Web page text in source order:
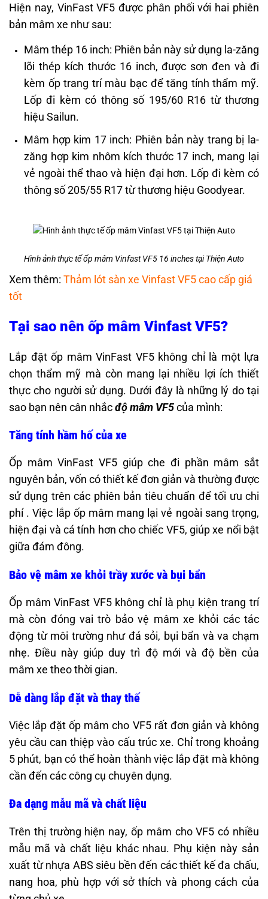
Hiện nay, VinFast VF5 được phân phối với hai phiên
bản mâm xe như sau:​
Mâm thép 16 inch: Phiên bản này sử dụng la-zăng
lõi thép kích thước 16 inch, được sơn đen và đi
kèm ốp trang trí màu bạc để tăng tính thẩm mỹ.
Lốp đi kèm có thông số 195/60 R16 từ thương
hiệu Sailun.​
Mâm hợp kim 17 inch: Phiên bản này trang bị la-
zăng hợp kim nhôm kích thước 17 inch, mang lại
vẻ ngoài thể thao và hiện đại hơn. Lốp đi kèm có
thông số 205/55 R17 từ thương hiệu Goodyear.
Hình ảnh thực tế ốp mâm Vinfast VF5 16 inches tại Thiện Auto
Xem thêm: Thảm lót sàn xe Vinfast VF5 cao cấp giá
tốt
Tại sao nên ốp mâm Vinfast VF5?
Lắp đặt ốp mâm VinFast VF5 không chỉ là một lựa
chọn thẩm mỹ mà còn mang lại nhiều lợi ích thiết
thực cho người sử dụng. Dưới đây là những lý do tại
sao bạn nên cân nhắcđộ mâm VF5của mình:​
Tăng tính hầm hố của xe
Ốp mâm VinFast VF5 giúp che đi phần mâm sắt
nguyên bản, vốn có thiết kế đơn giản và thường được
sử dụng trên các phiên bản tiêu chuẩn để tối ưu chi
phí . Việc lắp ốp mâm mang lại vẻ ngoài sang trọng,
hiện đại và cá tính hơn cho chiếc VF5, giúp xe nổi bật
giữa đám đông.
Bảo vệ mâm xe khỏi trầy xước và bụi bẩn
Ốp mâm VinFast VF5 không chỉ là phụ kiện trang trí
mà còn đóng vai trò bảo vệ mâm xe khỏi các tác
động từ môi trường như đá sỏi, bụi bẩn và va chạm
nhẹ. Điều này giúp duy trì độ mới và độ bền của
mâm xe theo thời gian.​
Dễ dàng lắp đặt và thay thế
Việc lắp đặt ốp mâm cho VF5 rất đơn giản và không
yêu cầu can thiệp vào cấu trúc xe. Chỉ trong khoảng
5 phút, bạn có thể hoàn thành việc lắp đặt mà không
cần đến các công cụ chuyên dụng.​
Đa dạng mẫu mã và chất liệu
Trên thị trường hiện nay, ốp mâm cho VF5 có nhiều
mẫu mã và chất liệu khác nhau. Phụ kiện này sản
xuất từ nhựa ABS siêu bền đến các thiết kế đa chấu,
nang hoa, phù hợp với sở thích và phong cách của